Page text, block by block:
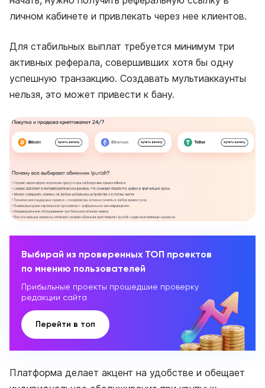
личном кабинете и привлекать через нее клиентов.
Для стабильных выплат требуется минимум три
активных реферала, совершивших хотя бы одну
успешную транзакцию. Создавать мультиаккаунты
нельзя, это может привести к бану.
Выбирай из проверенных ТОП проектов
по мнению пользователей
Прибыльные проекты прошедшие проверку
редакции сайта
Перейти в топ
Платформа делает акцент на удобстве и обещает